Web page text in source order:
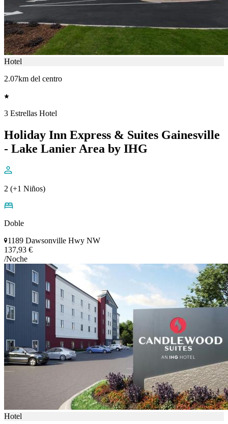
Hotel
2.07km del centro
3 Estrellas Hotel
Holiday Inn Express & Suites Gainesville
- Lake Lanier Area by IHG
2 (+1 Niños)
Doble
1189 Dawsonville Hwy NW
137,93 €
/Noche
Hotel